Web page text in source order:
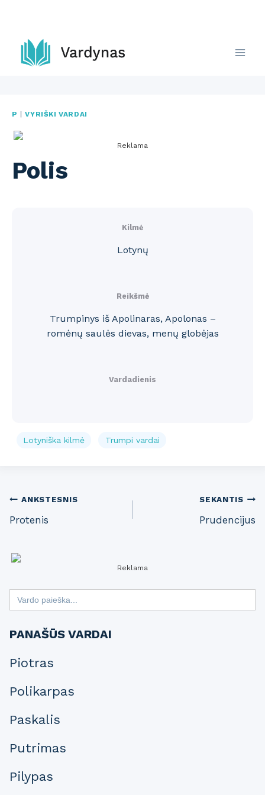
content
P |VYRIŠKI VARDAI
Reklama
Polis
Kilmė
Lotynų
Reikšmė
Trumpinys iš Apolinaras, Apolonas –
romėnų saulės dievas, menų globėjas
Vardadienis
Lotyniška kilmė Trumpi vardai
Post
navigation
ANKSTESNIS
Protenis
SEKANTIS
Prudencijus
Reklama
Search
for:
PANAŠŪS VARDAI
Piotras
Polikarpas
Paskalis
Putrimas
Pilypas